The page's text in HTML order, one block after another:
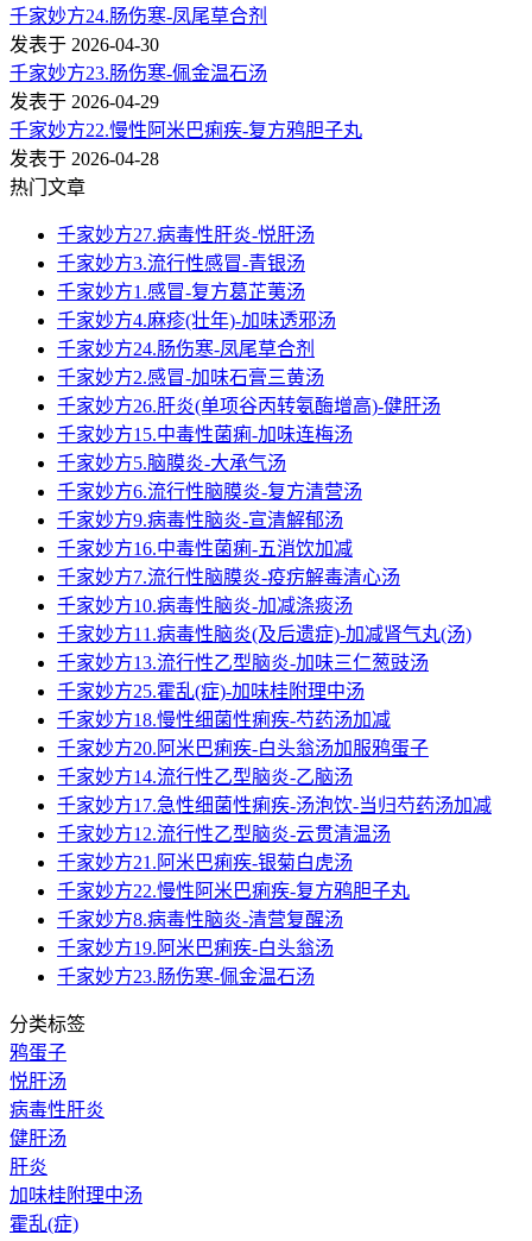
千家妙方24.肠伤寒-凤尾草合剂
发表于 2026-04-30
千家妙方23.肠伤寒-佩金温石汤
发表于 2026-04-29
千家妙方22.慢性阿米巴痢疾-复方鸦胆子丸
发表于 2026-04-28
热门文章
千家妙方27.病毒性肝炎-悦肝汤
千家妙方3.流行性感冒-青银汤
千家妙方1.感冒-复方葛芷荑汤
千家妙方4.麻疹(壮年)-加味透邪汤
千家妙方24.肠伤寒-凤尾草合剂
千家妙方2.感冒-加味石膏三黄汤
千家妙方26.肝炎(单项谷丙转氨酶增高)-健肝汤
千家妙方15.中毒性菌痢-加味连梅汤
千家妙方5.脑膜炎-大承气汤
千家妙方6.流行性脑膜炎-复方清营汤
千家妙方9.病毒性脑炎-宣清解郁汤
千家妙方16.中毒性菌痢-五消饮加减
千家妙方7.流行性脑膜炎-疫疠解毒清心汤
千家妙方10.病毒性脑炎-加减涤痰汤
千家妙方11.病毒性脑炎(及后遗症)-加减肾气丸(汤)
千家妙方13.流行性乙型脑炎-加味三仁葱豉汤
千家妙方25.霍乱(症)-加味桂附理中汤
千家妙方18.慢性细菌性痢疾-芍药汤加减
千家妙方20.阿米巴痢疾-白头翁汤加服鸦蛋子
千家妙方14.流行性乙型脑炎-乙脑汤
千家妙方17.急性细菌性痢疾-汤泡饮-当归芍药汤加减
千家妙方12.流行性乙型脑炎-云贯清温汤
千家妙方21.阿米巴痢疾-银菊白虎汤
千家妙方22.慢性阿米巴痢疾-复方鸦胆子丸
千家妙方8.病毒性脑炎-清营复醒汤
千家妙方19.阿米巴痢疾-白头翁汤
千家妙方23.肠伤寒-佩金温石汤
分类标签
鸦蛋子
悦肝汤
病毒性肝炎
健肝汤
肝炎
加味桂附理中汤
霍乱(症)